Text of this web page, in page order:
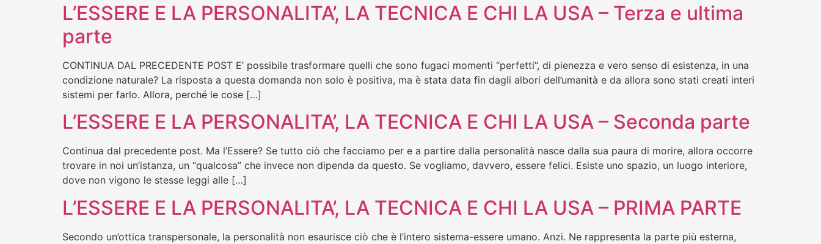
L’ESSERE E LA PERSONALITA’, LA TECNICA E CHI LA USA – Terza e ultima
parte
CONTINUA DAL PRECEDENTE POST E’ possibile trasformare quelli che sono fugaci momenti “perfetti”, di pienezza e vero senso di esistenza, in una
condizione naturale? La risposta a questa domanda non solo è positiva, ma è stata data fin dagli albori dell’umanità e da allora sono stati creati interi
sistemi per farlo. Allora, perché le cose […]
L’ESSERE E LA PERSONALITA’, LA TECNICA E CHI LA USA – Seconda parte
Continua dal precedente post. Ma l’Essere? Se tutto ciò che facciamo per e a partire dalla personalità nasce dalla sua paura di morire, allora occorre
trovare in noi un’istanza, un “qualcosa” che invece non dipenda da questo. Se vogliamo, davvero, essere felici. Esiste uno spazio, un luogo interiore,
dove non vigono le stesse leggi alle […]
L’ESSERE E LA PERSONALITA’, LA TECNICA E CHI LA USA – PRIMA PARTE
Secondo un’ottica transpersonale, la personalità non esaurisce ciò che è l’intero sistema-essere umano. Anzi. Ne rappresenta la parte più esterna,